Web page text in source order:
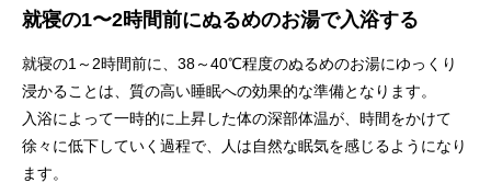
就寝の1〜2時間前にぬるめのお湯で入浴する
就寝の1～2時間前に、38～40℃程度のぬるめのお湯にゆっくり
浸かることは、質の高い睡眠への効果的な準備となります。
入浴によって一時的に上昇した体の深部体温が、時間をかけて
徐々に低下していく過程で、人は自然な眠気を感じるようになり
ます。